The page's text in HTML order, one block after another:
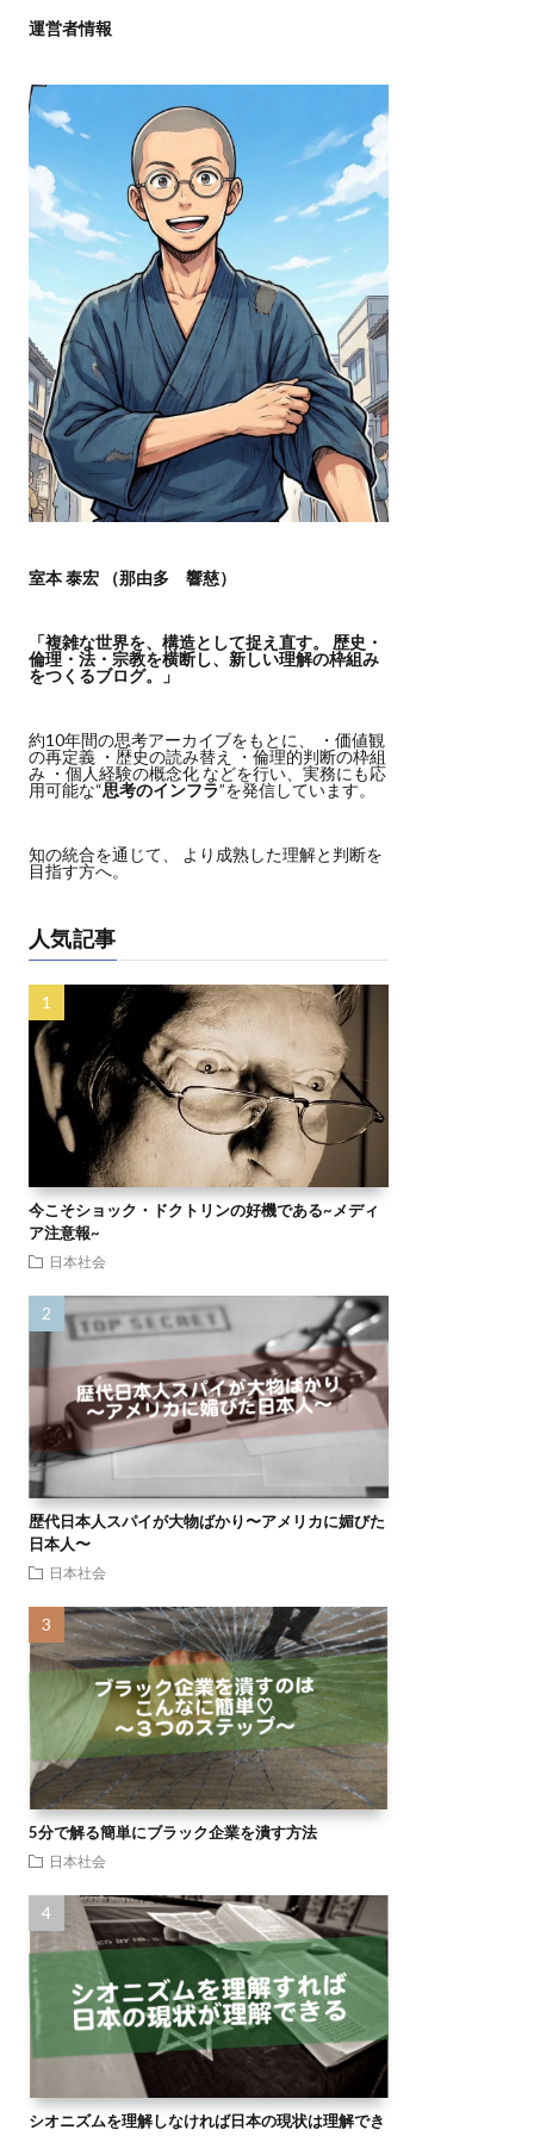
運営者情報
室本 泰宏 （那由多 響慈）
「複雑な世界を、構造として捉え直す。
歴史・
倫理・法・宗教を横断し、新しい理解の枠組み
をつくるブログ。」
約10年間の思考アーカイブをもとに、 ・価値観
の再定義 ・歴史の読み替え ・倫理的判断の枠組
み ・個人経験の概念化 などを行い、実務にも応
用可能な“思考のインフラ”を発信しています。
知の統合を通じて、 より成熟した理解と判断を
目指す方へ。
人気記事
今こそショック・ドクトリンの好機である~メディ
ア注意報~
日本社会
歴代日本人スパイが大物ばかり〜アメリカに媚びた
日本人〜
日本社会
5分で解る簡単にブラック企業を潰す方法
日本社会
シオニズムを理解しなければ日本の現状は理解でき